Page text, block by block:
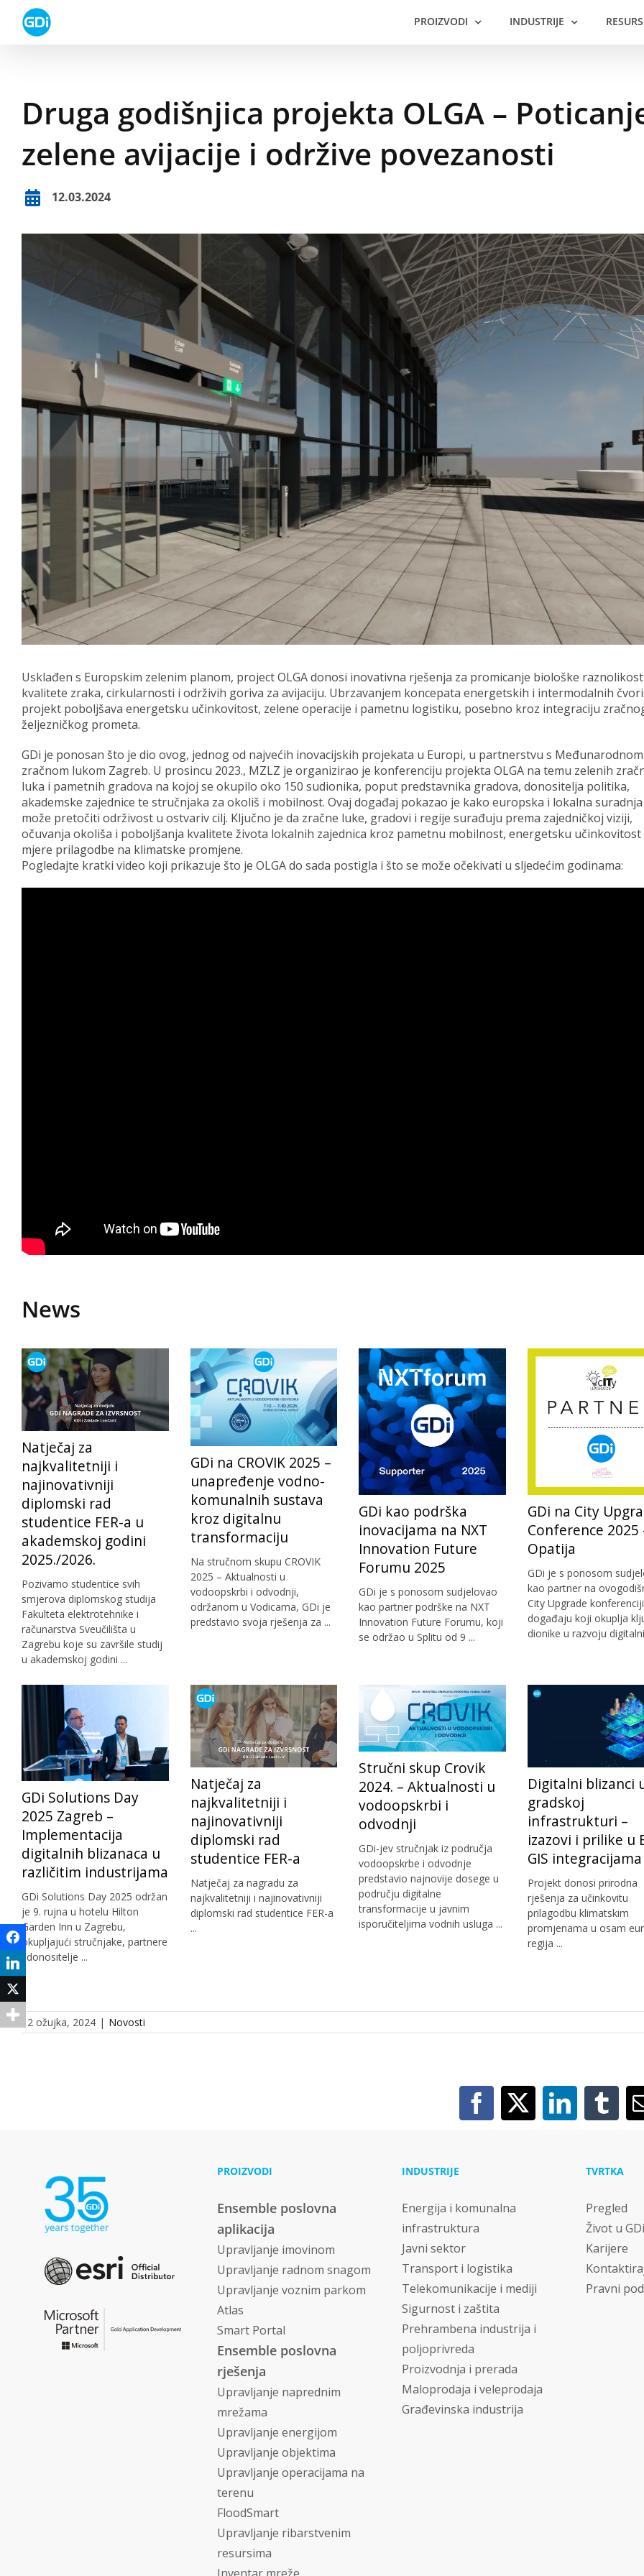
content
PROIZVODI INDUSTRIJE
Druga godišnjica projekta OLGA –
zelene avijacije i održive povezanosti
12.03.2024
Usklađen s Europskim zelenim planom, project OLGA donosi inovativna rješenja za promicanje biološke
kvalitete zraka, cirkularnosti i održivih goriva za avijaciju. Ubrzavanjem koncepata energetskih i intermodalnih
projekt poboljšava energetsku učinkovitost, zelene operacije i pametnu logistiku, posebno kroz integraciju
željezničkog prometa.
GDi je ponosan što je dio ovog, jednog od najvećih inovacijskih projekata u Europi, u partnerstvu s Međunarodnom
zračnom lukom Zagreb. U prosincu 2023., MZLZ je organizirao je konferenciju projekta OLGA na temu zelenih
luka i pametnih gradova na kojoj se okupilo oko 150 sudionika, poput predstavnika gradova, donositelja politika,
akademske zajednice te stručnjaka za okoliš i mobilnost. Ovaj događaj pokazao je kako europska i lokalna suradnja
može pretočiti održivost u ostvariv cilj. Ključno je da zračne luke, gradovi i regije surađuju prema zajedničkoj viziji,
očuvanja okoliša i poboljšanja kvalitete života lokalnih zajednica kroz pametnu mobilnost, energetsku učinkovitost
mjere prilagodbe na klimatske promjene.
Pogledajte kratki video koji prikazuje što je OLGA do sada postigla i što se može očekivati u sljedećim godinama:
News
Natječaj za
najkvalitetniji i
najinovativniji
diplomski rad
studentice FER-a u
akademskoj godini
2025./2026.
Pozivamo studentice svih
smjerova diplomskog studija
Fakulteta elektrotehnike i
računarstva Sveučilišta u
Zagrebu koje su završile studij
u akademskoj godini ...
GDi na CROVIK 2025 –
unapređenje vodno-
komunalnih sustava
kroz digitalnu
transformaciju
Na stručnom skupu CROVIK
2025 – Aktualnosti u
vodoopskrbi i odvodnji,
održanom u Vodicama, GDi je
predstavio svoja rješenja za ...
GDi kao podrška
inovacijama na NXT
Innovation Future
Forumu 2025
GDi je s ponosom sudjelovao
kao partner podrške na NXT
Innovation Future Forumu, koji
se održao u Splitu od 9 ...
GDi na City
Conference 2025
Opatija
GDi je s ponosom
kao partner na
City Upgrade
događaju koji okuplja
dionike u razvoju
GDi Solutions Day
2025 Zagreb –
Implementacija
digitalnih blizanaca u
različitim industrijama
GDi Solutions Day 2025 održan
je 9. rujna u hotelu Hilton
Garden Inn u Zagrebu,
okupljajući stručnjake, partnere
i donositelje ...
Natječaj za
najkvalitetniji i
najinovativniji
diplomski rad
studentice FER-a
Natječaj za nagradu za
najkvalitetniji i najinovativniji
diplomski rad studentice FER-a
...
Stručni skup Crovik
2024. – Aktualnosti u
vodoopskrbi i
odvodnji
GDi-jev stručnjak iz područja
vodoopskrbe i odvodnje
predstavio najnovije dosege u
području digitalne
transformacije u javnim
isporučiteljima vodnih usluga ...
Digitalni blizanci
gradskoj
infrastrukturi –
izazovi i prilike u
GIS integracijama
Projekt donosi prirodna
rješenja za učinkovitu
prilagodbu klimatskim
promjenama u osam
regija ...
12 ožujka, 2024 | Novosti
Facebook
X LinkedIn
PROIZVODI
Ensemble poslovna
aplikacija
Upravljanje imovinom
Upravljanje radnom snagom
Upravljanje voznim parkom
Atlas
Smart Portal
Ensemble poslovna
rješenja
Upravljanje naprednim
mrežama
Upravljanje energijom
Upravljanje objektima
Upravljanje operacijama na
terenu
FloodSmart
Upravljanje ribarstvenim
resursima
INDUSTRIJE
Energija i komunalna
infrastruktura
Javni sektor
Transport i logistika
Telekomunikacije i mediji
Sigurnost i zaštita
Prehrambena industrija i
poljoprivreda
Proizvodnja i prerada
Maloprodaja i veleprodaja
Građevinska industrija
TVRTKA
Pregled
Život u GDi
Karijere
Pravni
Facebook
LinkedIn